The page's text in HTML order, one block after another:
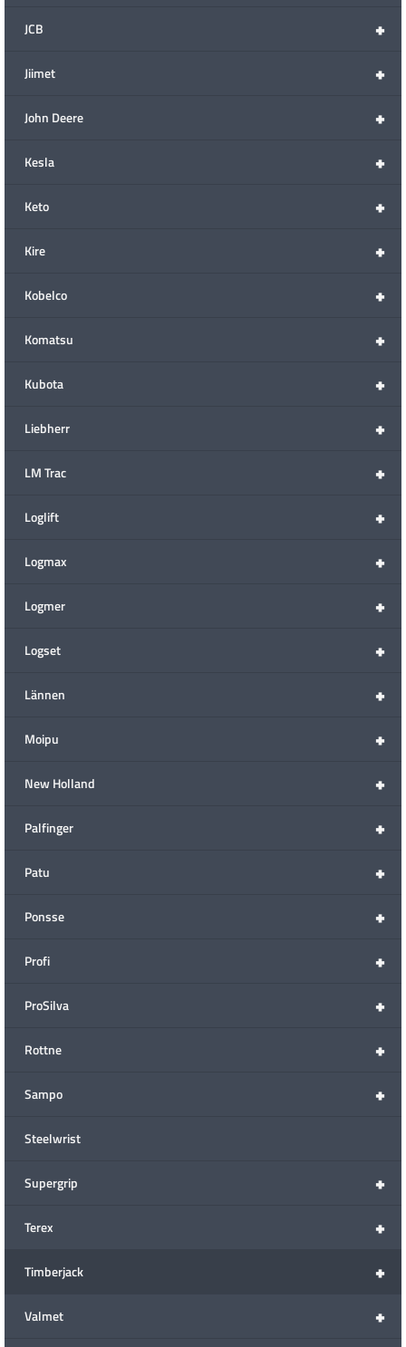
+
JCB
+
Jiimet
+
John Deere
+
Kesla
+
Keto
+
Kire
+
Kobelco
+
Komatsu
+
Kubota
+
Liebherr
+
LM Trac
+
Loglift
+
Logmax
+
Logmer
+
Logset
+
Lännen
+
Moipu
+
New Holland
+
Palfinger
+
Patu
+
Ponsse
+
Profi
+
ProSilva
+
Rottne
+
Sampo
Steelwrist
+
Supergrip
+
Terex
+
Timberjack
+
Valmet